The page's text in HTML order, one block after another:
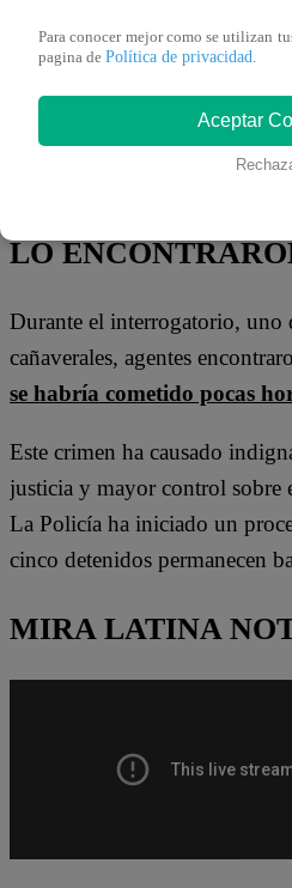
Policía Nacional del Perú.
en el secuestro.Esta
LO
Durante el interrogatorio, uno
cañaverales, agentes
se habría cometido pocas
Este crimen ha causado
justicia y mayor control sobre
La Policía ha iniciado un
cinco detenidos permanecen
MIRA LATINA
Para conocer mejor como se utilizan
pagina de Política de privacidad
Aceptar